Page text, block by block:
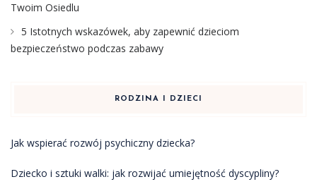
Twoim Osiedlu
5 Istotnych wskazówek, aby zapewnić dzieciom
bezpieczeństwo podczas zabawy
RODZINA I DZIECI
Jak wspierać rozwój psychiczny dziecka?
Dziecko i sztuki walki: jak rozwijać umiejętność dyscypliny?